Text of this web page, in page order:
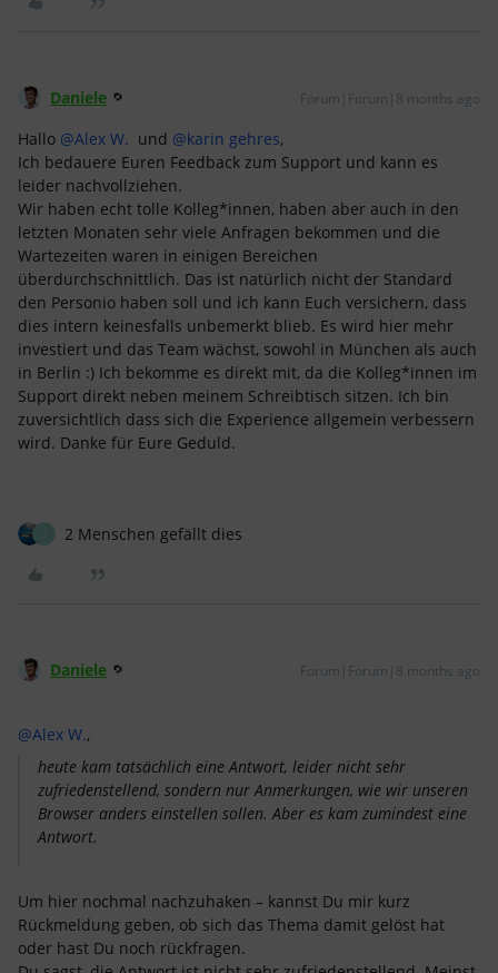
Daniele Forum|Forum|8 months ago
Hallo ​ @Alex W. und ​ @karin gehres,
Ich bedauere Euren Feedback zum Support und kann es
leider nachvollziehen.
Wir haben echt tolle Kolleg*innen, haben aber auch in den
letzten Monaten sehr viele Anfragen bekommen und die
Wartezeiten waren in einigen Bereichen
überdurchschnittlich. Das ist natürlich nicht der Standard
den Personio haben soll und ich kann Euch versichern, dass
dies intern keinesfalls unbemerkt blieb. Es wird hier mehr
investiert und das Team wächst, sowohl in München als auch
in Berlin :) Ich bekomme es direkt mit, da die Kolleg*innen im
Support direkt neben meinem Schreibtisch sitzen. Ich bin
zuversichtlich dass sich die Experience allgemein verbessern
wird. Danke für Eure Geduld.
2 Menschen gefällt dies
Daniele Forum|Forum|8 months ago
@Alex W.,
heute kam tatsächlich eine Antwort, leider nicht sehr
zufriedenstellend, sondern nur Anmerkungen, wie wir unseren
Browser anders einstellen sollen. Aber es kam zumindest eine
Antwort.
Um hier nochmal nachzuhaken – kannst Du mir kurz
Rückmeldung geben, ob sich das Thema damit gelöst hat
oder hast Du noch rückfragen.